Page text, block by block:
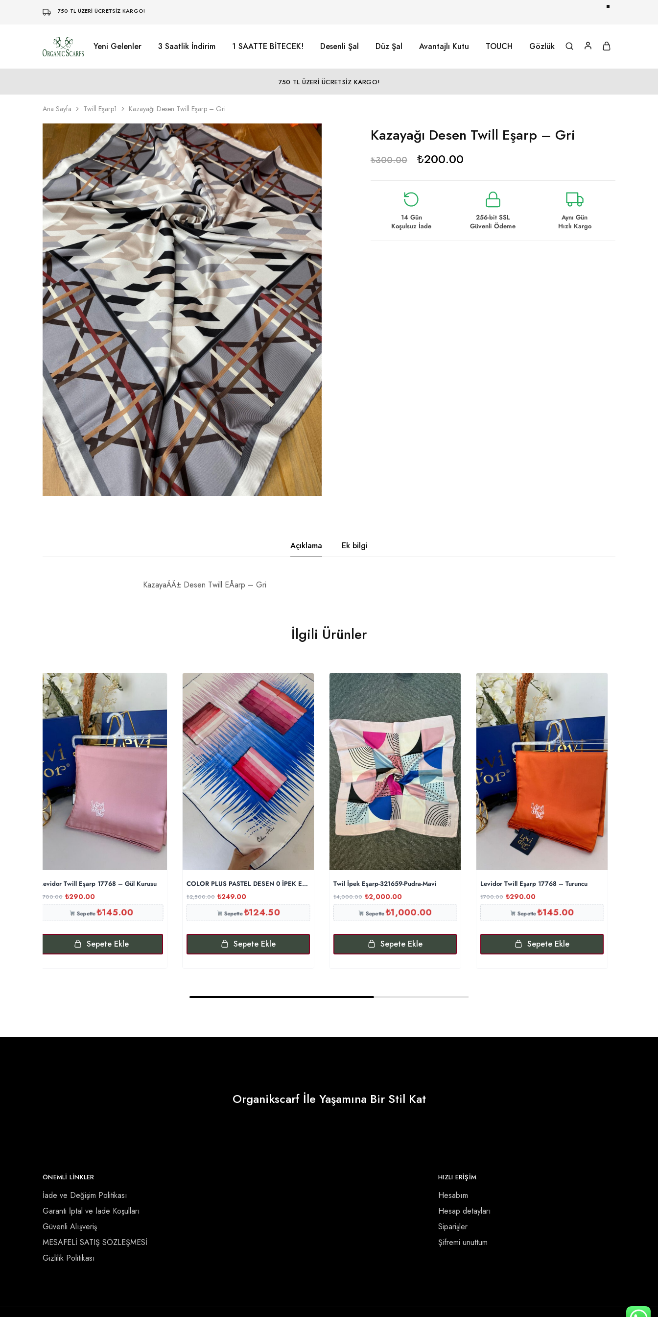
750 TL ÜZERİ ÜCRETSİZ KARGO!
Organikscarf Yeni Gelenler 3 Saatlik İndirim 1 SAATTE BİTECEK! Desenli Şal Düz Şal Avantajlı Kutu TOUCH Gözlük
750 TL ÜZERİ ÜCRETSİZ KARGO!
Ana Sayfa Twill Eşarp1 Kazayağı Desen Twill Eşarp – Gri
Kazayağı Desen Twill Eşarp – Gri
₺300.00 ₺200.00
14 Gün
Koşulsuz İade
256-bit SSL
Güvenli Ödeme
Aynı Gün
Hızlı Kargo
Açıklama Ek bilgi
KazayaÄÄ± Desen Twill EÅarp – Gri
İlgili Ürünler
Levidor Twill Eşarp 17768 – Gül Kurusu
700.00 ₺290.00
Sepette₺145.00
Sepete Ekle
COLOR PLUS PASTEL DESEN 0 İPEK EŞARP 16032006 – Saks
₺2,500.00 ₺249.00
Sepette₺124.50
Sepete Ekle
Twil İpek Eşarp-321659-Pudra-Mavi
₺4,000.00 ₺2,000.00
Sepette₺1,000.00
Sepete Ekle
Levidor Twill Eşarp 17768 – Turuncu
₺700.00 ₺290.00
Sepette₺145.00
Sepete Ekle
Organikscarf İle Yaşamına Bir Stil Kat
ÖNEMLI LINKLER
İade ve Değişim Politikası
Garanti İptal ve İade Koşulları
Güvenli Alışveriş
MESAFELİ SATIŞ SÖZLEŞMESİ
Gizlilik Politikası
HIZLI ERİŞİM
Hesabım
Hesap detayları
Siparişler
Şifremi unuttum